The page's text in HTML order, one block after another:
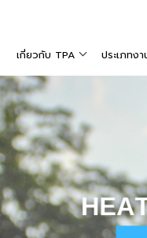
เกี่ยวกับ TPA ประเภทงา